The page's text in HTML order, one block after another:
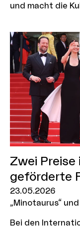
und macht die
Deutschland
Branchentreff
Nachrichten
zum
vor, die 2025
MOIN
pro Jahr zu
Zwei Preise
geförderte
23.05.2026
„Minotaurus“
Bei den